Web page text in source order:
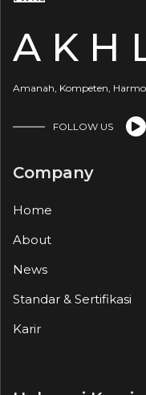
A K H
Amanah, Kompeten,
FOLLOW US
Company
Home
About
News
Standar & Sertifikasi
Karir